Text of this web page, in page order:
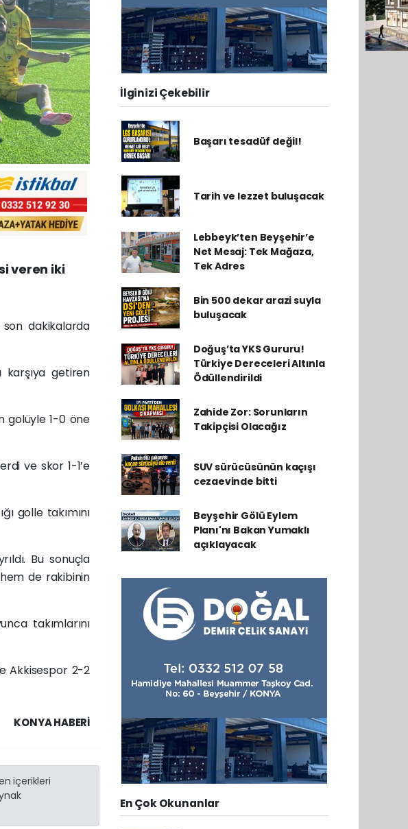
veren iki
son dakikalarda
karşıya getiren
golüyle 1-0 öne
ve skor 1-1’e
golle takımını
Bu sonuçla
de rakibinin
takımlarını
Akkisespor 2-2
KONYA HABERİ
içerikleri
İlginizi Çekebilir
Başarı tesadüf değil!
Tarih ve lezzet buluşacak
Lebbeyk’ten Beyşehir’e
Net Mesaj: Tek Mağaza,
Tek Adres
Bin 500 dekar arazi suyla
buluşacak
Doğuş’ta YKS Gururu!
Türkiye Dereceleri Altınla
Ödüllendirildi
Zahide Zor: Sorunların
Takipçisi Olacağız
SUV sürücüsünün kaçışı
cezaevinde bitti
Beyşehir Gölü Eylem
Planı'nı Bakan Yumaklı
açıklayacak
En Çok Okunanlar